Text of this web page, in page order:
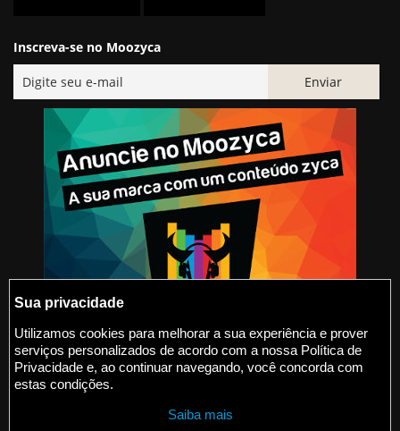
Inscreva-se no Moozyca
@2015-2026 Moozyca
Sua privacidade
Utilizamos cookies para melhorar a sua experiência e prover
serviços personalizados de acordo com a nossa Política de
Privacidade e, ao continuar navegando, você concorda com
estas condições.
Saiba mais